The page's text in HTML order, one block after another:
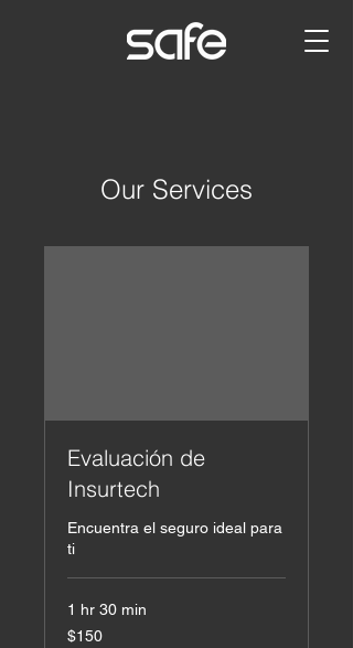
Our Services
Evaluación de
Insurtech
Encuentra el seguro ideal para
ti
1 hr 30 min
150
US
$150